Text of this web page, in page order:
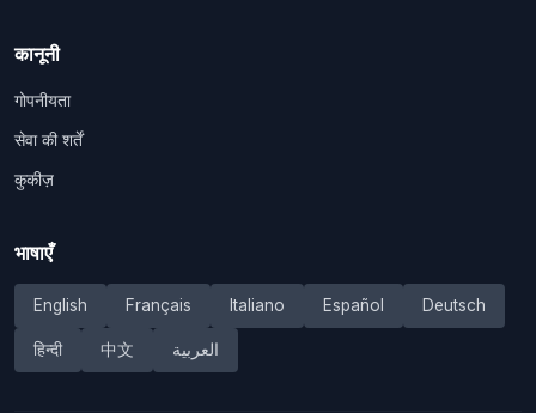
कानूनी
गोपनीयता
सेवा की शर्तें
कुकीज़
भाषाएँ
English Français Italiano Español Deutsch
हिन्दी 中文 العربية